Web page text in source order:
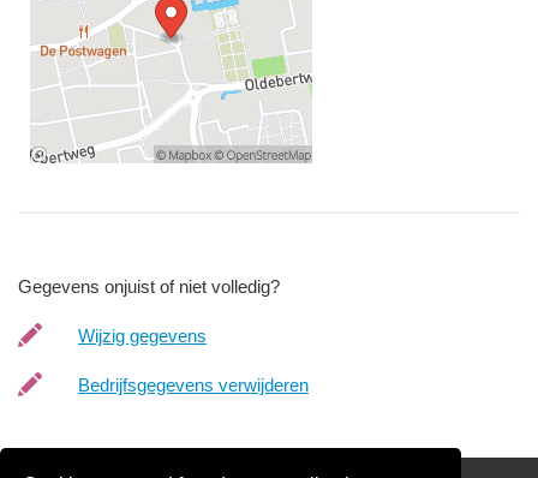
Gegevens onjuist of niet volledig?
Wijzig gegevens
Bedrijfsgegevens verwijderen